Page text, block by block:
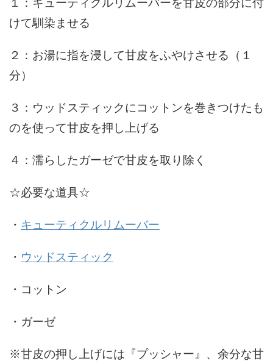
１
：キューティクルリムーバーを甘皮の部分に付
けて馴染ませる
２ ：お湯に指を浸して甘皮をふやけさせる（１
分）
３ ：ウッドスティックにコットンを巻きつけたも
のを使って甘皮を押し上げる
４ ：濡らしたガーゼで甘皮を取り除く
☆必要な道具☆
・ キューティクルリムーバー
・ ウッドスティック
・コットン
・ガーゼ
※甘皮の押し上げには『プッシャー』、余分な甘